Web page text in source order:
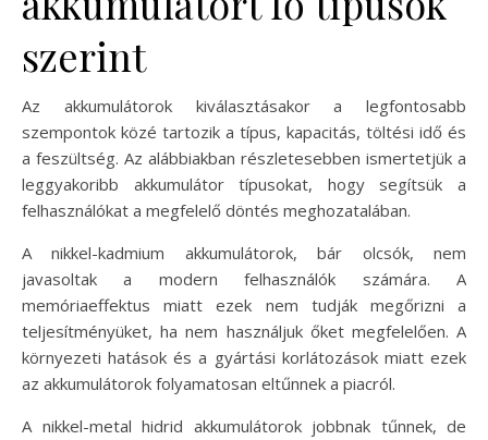
szerint
Az akkumulátorok kiválasztásakor a legfontosabb
szempontok közé tartozik a típus, kapacitás, töltési idő és
a feszültség. Az alábbiakban részletesebben ismertetjük a
leggyakoribb akkumulátor típusokat, hogy segítsük a
felhasználókat a megfelelő döntés meghozatalában.
A nikkel-kadmium akkumulátorok, bár olcsók, nem
javasoltak a modern felhasználók számára. A
memóriaeffektus miatt ezek nem tudják megőrizni a
teljesítményüket, ha nem használjuk őket megfelelően. A
környezeti hatások és a gyártási korlátozások miatt ezek
az akkumulátorok folyamatosan eltűnnek a piacról.
A nikkel-metal hidrid akkumulátorok jobbnak tűnnek, de